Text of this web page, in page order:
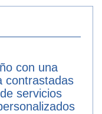
con una
contrastadas
servicios